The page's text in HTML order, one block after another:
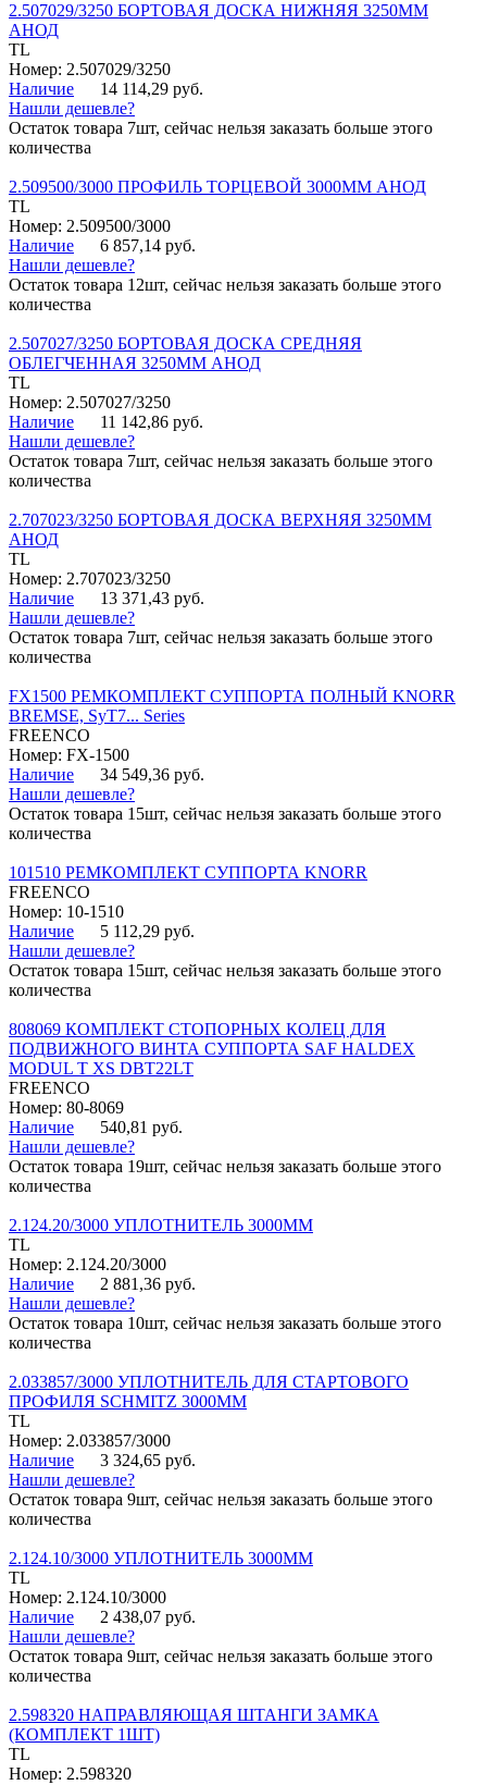
2.507029/3250 БОРТОВАЯ ДОСКА НИЖНЯЯ 3250ММ
АНОД
TL
Номер: 2.507029/3250
Наличие
14 114,29 руб.
Нашли дешевле?
Остаток товара 7шт, сейчас нельзя заказать больше этого
количества
2.509500/3000 ПРОФИЛЬ ТОРЦЕВОЙ 3000ММ АНОД
TL
Номер: 2.509500/3000
Наличие
6 857,14 руб.
Нашли дешевле?
Остаток товара 12шт, сейчас нельзя заказать больше этого
количества
2.507027/3250 БОРТОВАЯ ДОСКА СРЕДНЯЯ
ОБЛЕГЧЕННАЯ 3250ММ АНОД
TL
Номер: 2.507027/3250
Наличие
11 142,86 руб.
Нашли дешевле?
Остаток товара 7шт, сейчас нельзя заказать больше этого
количества
2.707023/3250 БОРТОВАЯ ДОСКА ВЕРХНЯЯ 3250ММ
АНОД
TL
Номер: 2.707023/3250
Наличие
13 371,43 руб.
Нашли дешевле?
Остаток товара 7шт, сейчас нельзя заказать больше этого
количества
FX1500 РЕМКОМПЛЕКТ СУППОРТА ПОЛНЫЙ KNORR
BREMSE, SyT7... Series
FREENCO
Номер: FX-1500
Наличие
34 549,36 руб.
Нашли дешевле?
Остаток товара 15шт, сейчас нельзя заказать больше этого
количества
101510 РЕМКОМПЛЕКТ СУППОРТА KNORR
FREENCO
Номер: 10-1510
Наличие
5 112,29 руб.
Нашли дешевле?
Остаток товара 15шт, сейчас нельзя заказать больше этого
количества
808069 КОМПЛЕКТ СТОПОРНЫХ КОЛЕЦ ДЛЯ
ПОДВИЖНОГО ВИНТА СУППОРТА SAF HALDEX
MODUL T XS DBT22LT
FREENCO
Номер: 80-8069
Наличие
540,81 руб.
Нашли дешевле?
Остаток товара 19шт, сейчас нельзя заказать больше этого
количества
2.124.20/3000 УПЛОТНИТЕЛЬ 3000ММ
TL
Номер: 2.124.20/3000
Наличие
2 881,36 руб.
Нашли дешевле?
Остаток товара 10шт, сейчас нельзя заказать больше этого
количества
2.033857/3000 УПЛОТНИТЕЛЬ ДЛЯ СТАРТОВОГО
ПРОФИЛЯ SCHMITZ 3000ММ
TL
Номер: 2.033857/3000
Наличие
3 324,65 руб.
Нашли дешевле?
Остаток товара 9шт, сейчас нельзя заказать больше этого
количества
2.124.10/3000 УПЛОТНИТЕЛЬ 3000ММ
TL
Номер: 2.124.10/3000
Наличие
2 438,07 руб.
Нашли дешевле?
Остаток товара 9шт, сейчас нельзя заказать больше этого
количества
2.598320 НАПРАВЛЯЮЩАЯ ШТАНГИ ЗАМКА
(КОМПЛЕКТ 1ШТ)
TL
Номер: 2.598320